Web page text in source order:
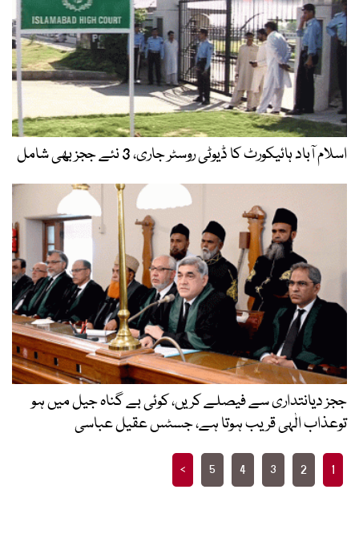
اسلام آباد ہائیکورٹ کا ڈیوٹی روسٹر جاری، 3 نئے ججز بھی شامل
ججز دیانتداری سے فیصلے کریں، کوئی بے گناہ جیل میں ہو
توعذاب الٰہی قریب ہوتا ہے، جسٹس عقیل عباسی
Posts
pagination
1
2
3
4
5
>